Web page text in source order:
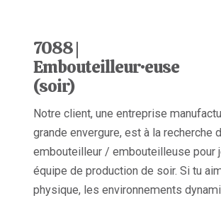
7088 |
Embouteilleur·euse
(soir)
Notre client, une entreprise
grande envergure, est à la recherche
embouteilleur / embouteilleuse pour
équipe de production de soir. Si tu
physique, les environnements